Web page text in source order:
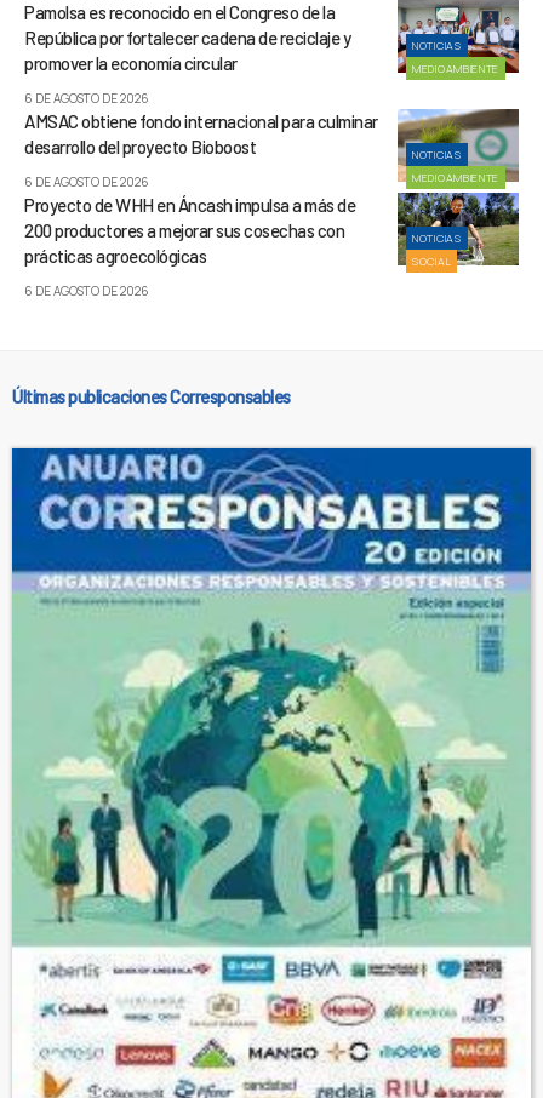
NOTICIAS
MEDIOAMBIENTE
Pamolsa es reconocido en el Congreso de la
República por fortalecer cadena de reciclaje y
promover la economía circular
6 DE AGOSTO DE 2026
NOTICIAS
MEDIOAMBIENTE
AMSAC obtiene fondo internacional para culminar
desarrollo del proyecto Bioboost
6 DE AGOSTO DE 2026
NOTICIAS
SOCIAL
Proyecto de WHH en Áncash impulsa a más de
200 productores a mejorar sus cosechas con
prácticas agroecológicas
6 DE AGOSTO DE 2026
Últimas publicaciones Corresponsables